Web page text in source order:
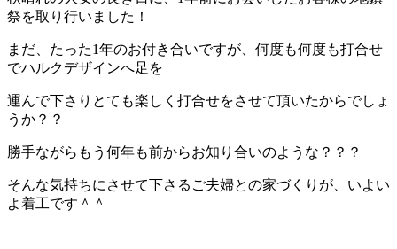
祭を取り行いました！
まだ、たった1年のお付き合いですが、何度も何度も打合せ
でハルクデザインへ足を
運んで下さりとても楽しく打合せをさせて頂いたからでしょ
うか？？
勝手ながらもう何年も前からお知り合いのような？？？
そんな気持ちにさせて下さるご夫婦との家づくりが、いよい
よ着工です＾＾